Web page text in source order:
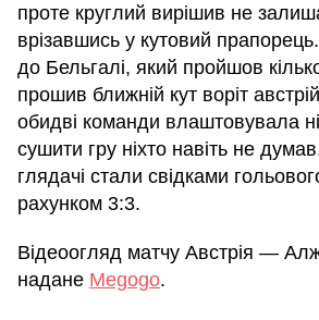
проте круглий вирішив не
врізавшись у кутовий
до Бельгалі, який пройшов
прошив ближній кут воріт
обидві команди влаштовувала
сушити гру ніхто навіть не
глядачі стали свідками
рахунком 3:3.
Відеоогляд матчу Австрія —
надане Megogo.